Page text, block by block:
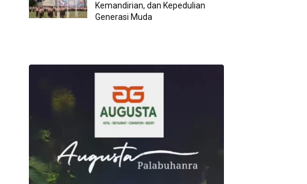
Kemandirian, dan Kepedulian
Generasi Muda